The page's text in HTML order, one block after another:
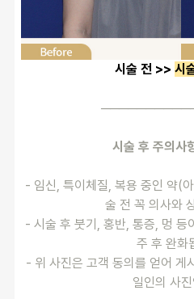
시술 전 >> 시
시술 후 주의사
- 임신, 특이체질, 복용 중인 약(
술 전 꼭 의사와
- 시술 후 붓기, 홍반, 통증, 멍 등
주 후 완화
- 위 사진은 고객 동의를 얻어 게
일인의 사